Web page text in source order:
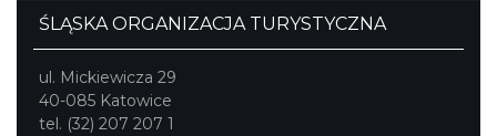
ŚLĄSKA ORGANIZACJA TURYSTYCZNA
ul. Mickiewicza 29
40-085 Katowice
tel. (32) 207 207 1